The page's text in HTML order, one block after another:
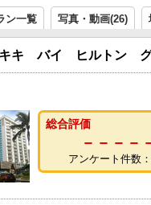
ン一覧 写真・動画(26)
キ バイ ヒルトン グ
総合評価
－－－－
アンケート件数